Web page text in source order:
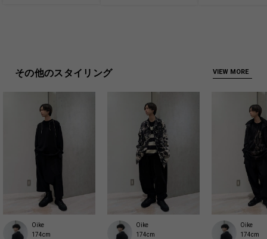
その他のスタイリング VIEW MORE
Oike
174cm
Oike
174cm
Oike
174cm